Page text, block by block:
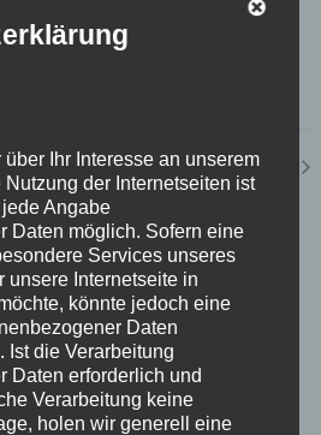
anzeigen
für Wirtschaft, Energie und Betriebe
um einen Kommentar
Ihr Interesse an unserem
der Internetseiten ist
Angabe
Daten möglich. Sofern eine
Services unseres
unsere Internetseite in
könnte jedoch eine
Daten
Ist die Verarbeitung
Daten erforderlich und
Verarbeitung keine
holen wir generell eine